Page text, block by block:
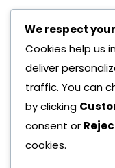
We respect
Cookies help us
deliver
traffic. You can
by clicking
consent or
cookies.